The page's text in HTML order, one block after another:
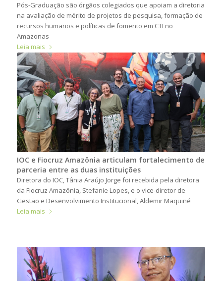
Pós-Graduação são órgãos colegiados que apoiam a diretoria
na avaliação de mérito de projetos de pesquisa, formação de
recursos humanos e políticas de fomento em CTI no
Amazonas
Leia mais
IOC e Fiocruz Amazônia articulam fortalecimento de
parceria entre as duas instituições
Diretora do IOC, Tânia Araújo Jorge foi recebida pela diretora
da Fiocruz Amazônia, Stefanie Lopes, e o vice-diretor de
Gestão e Desenvolvimento Institucional, Aldemir Maquiné
Leia mais